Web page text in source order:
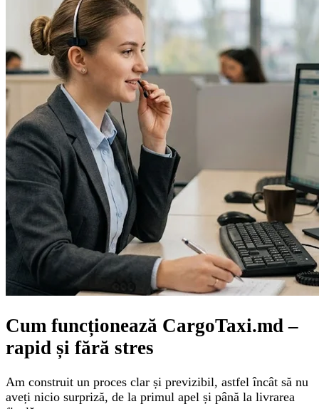
Cum funcționează CargoTaxi.md –
rapid și fără stres
Am construit un proces clar și previzibil, astfel încât să nu
aveți nicio surpriză, de la primul apel și până la livrarea